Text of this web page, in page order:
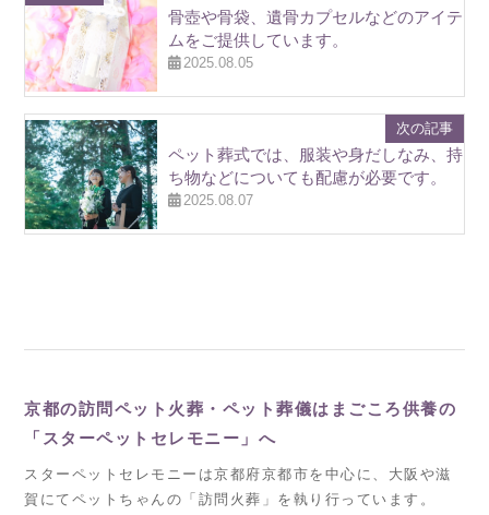
骨壺や骨袋、遺骨カプセルなどのアイテ
ムをご提供しています。
2025.08.05
次の記事
ペット葬式では、服装や身だしなみ、持
ち物などについても配慮が必要です。
2025.08.07
京都の訪問ペット火葬・ペット葬儀はまごころ供養の
「スターペットセレモニー」へ
スターペットセレモニーは京都府京都市を中心に、大阪や滋
賀にてペットちゃんの「訪問火葬」を執り行っています。